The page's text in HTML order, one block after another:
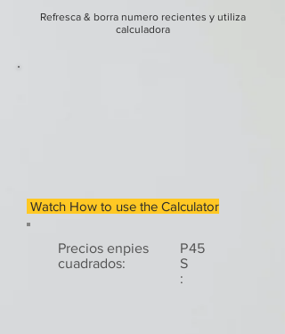
Refresca & borra numero recientes y utiliza
calculadora
Watch How to use the Calculator
Precios enpies
cuadrados:
P
S
:
45